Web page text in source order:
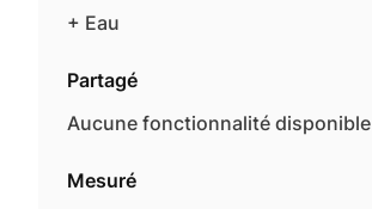
+ Eau
Partagé
Aucune fonctionnalité disponible
Mesuré